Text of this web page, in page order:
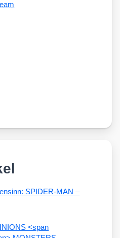
SPIDER-MAN –
<span